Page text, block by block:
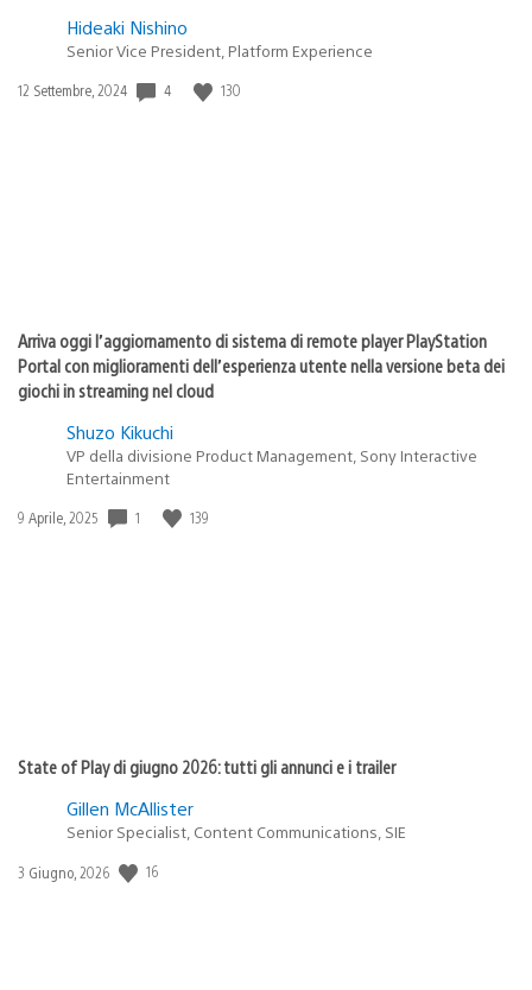
Hideaki Nishino
Senior Vice President, Platform Experience
Data
12 Settembre, 2024 4 130
Arriva oggi l’aggiornamento di sistema di remote player PlayStation
Portal con miglioramenti dell’esperienza utente nella versione beta dei
giochi in streaming nel cloud
Shuzo Kikuchi
VP della divisione Product Management, Sony Interactive
Entertainment
Data
9 Aprile, 2025 1 139
State of Play di giugno 2026: tutti gli annunci e i trailer
Gillen McAllister
Senior Specialist, Content Communications, SIE
Data
3 Giugno, 2026 16